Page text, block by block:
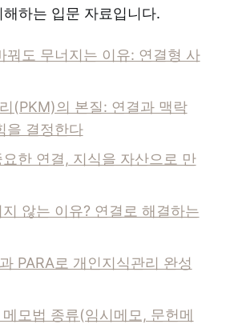
하는 입문 자료입니다.
꿔도 무너지는 이유: 연결형 사
(PKM)의 본질: 연결과 맥락
을 결정한다
한 연결, 지식을 자산으로 만
않는 이유? 연결로 해결하는
PARA로 개인지식관리 완성
모법 종류(임시메모, 문헌메